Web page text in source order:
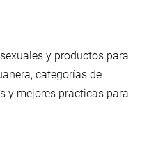
y productos para
categorías de
y mejores prácticas para